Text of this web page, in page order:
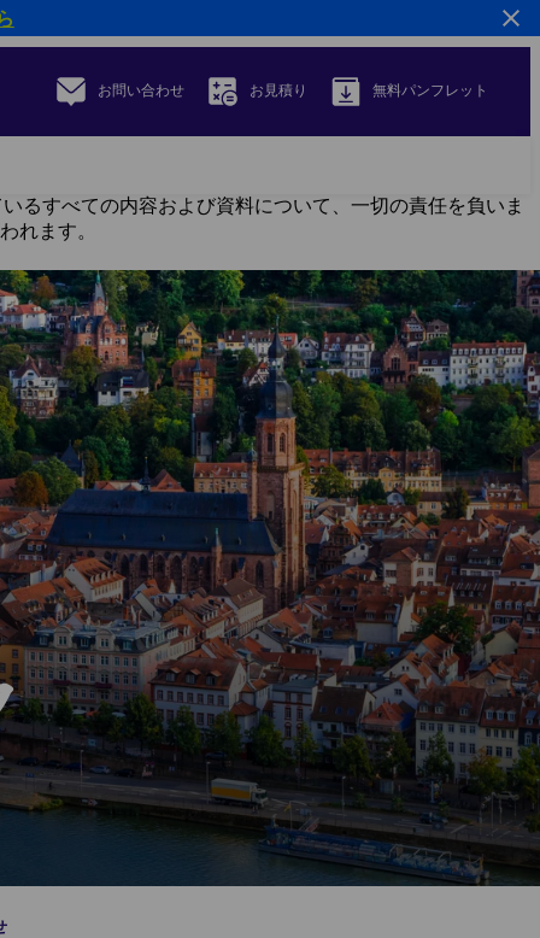
お問い合わせ お見積り 無料パンフレット
るすべての内容および資料について、一切の責任を負いま
れます。